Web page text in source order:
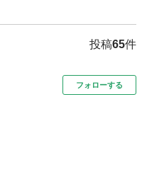
投稿65件
フォローする